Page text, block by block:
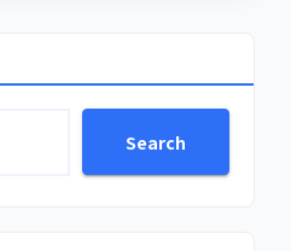
Search